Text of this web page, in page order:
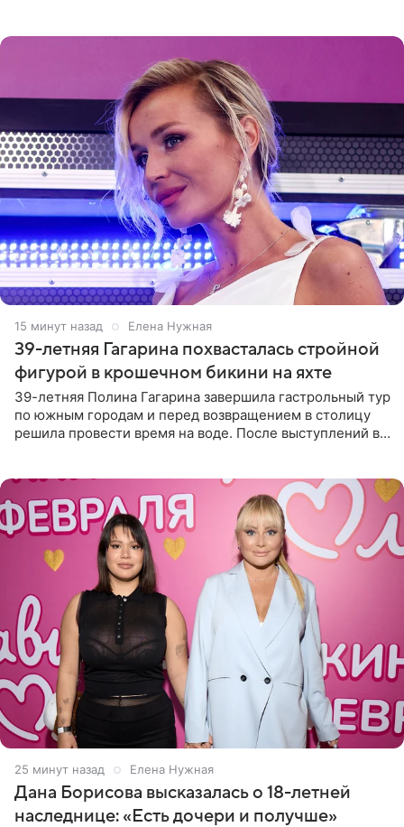
15 минут назад Елена Нужная
39-летняя Гагарина похвасталась стройной
фигурой в крошечном бикини на яхте
39-летняя Полина Гагарина завершила гастрольный тур
по южным городам и перед возвращением в столицу
решила провести время на воде. После выступлений в
25 минут назад Елена Нужная
Дана Борисова высказалась о 18-летней
наследнице: «Есть дочери и получше»